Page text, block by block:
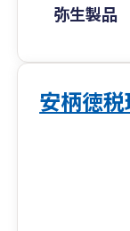
弥生製品
安柄徳